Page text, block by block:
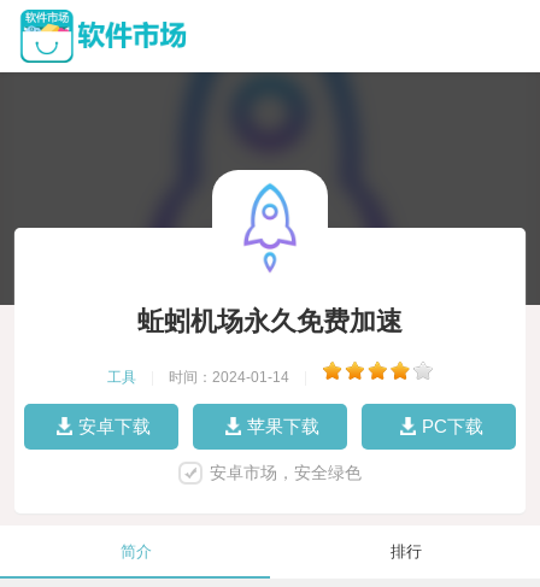
蚯蚓机场永久免费加速
工具 时间：2024-01-14
安卓下载 苹果下载 PC下载
安卓市场，安全绿色
简介 排行